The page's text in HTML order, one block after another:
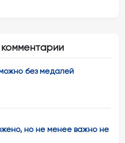
без медалей
но не менее важно не